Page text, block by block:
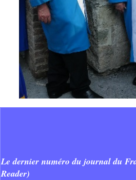
Le dernier numéro du journal du
Reader)